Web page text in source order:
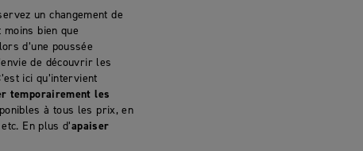
un changement de
bien que
d’une poussée
de découvrir les
ici qu’intervient
temporairement les
à tous les prix, en
En plus d’apaiser